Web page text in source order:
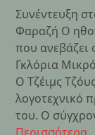
Συνέντευξη
Φαραζή Ο
που
Γκλόρια
Ο Τζέιμς
λογοτεχνικό
του. Ο